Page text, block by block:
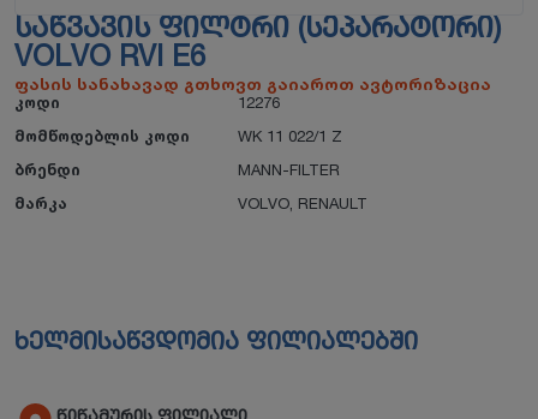
ᲡᲐᲬᲕᲐᲕᲘᲡ ᲤᲘᲚᲢᲠᲘ (ᲡᲔᲞᲐᲠᲐᲢᲝᲠᲘ)
VOLVO RVI E6
ფასის სანახავად გთხოვთ გაიაროთ ავტორიზაცია
კოდი
12276
მომწოდებლის კოდი
WK 11 022/1 Z
ბრენდი
MANN-FILTER
მარკა
VOLVO RENAULT
ხელმისაწვდომია ფილიალებში